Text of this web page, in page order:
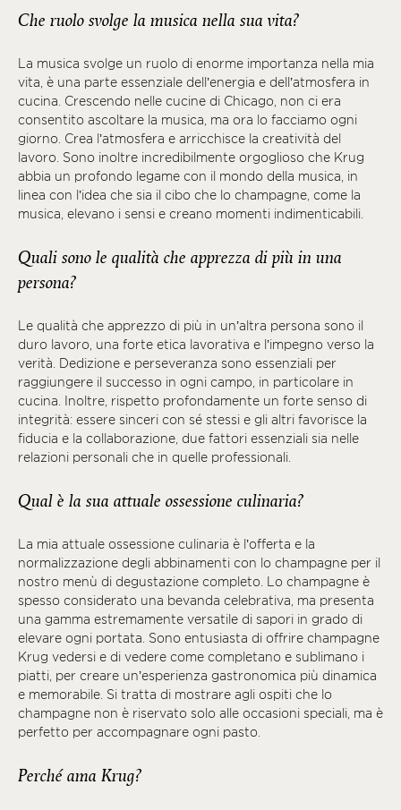
Che ruolo svolge la musica nella sua vita?
La musica svolge un ruolo di enorme importanza nella mia
vita, è una parte essenziale dell’energia e dell’atmosfera in
cucina. Crescendo nelle cucine di Chicago, non ci era
consentito ascoltare la musica, ma ora lo facciamo ogni
giorno. Crea l’atmosfera e arricchisce la creatività del
lavoro. Sono inoltre incredibilmente orgoglioso che Krug
abbia un profondo legame con il mondo della musica, in
linea con l’idea che sia il cibo che lo champagne, come la
musica, elevano i sensi e creano momenti indimenticabili.
Quali sono le qualità che apprezza di più in una
persona?
Le qualità che apprezzo di più in un’altra persona sono il
duro lavoro, una forte etica lavorativa e l’impegno verso la
verità. Dedizione e perseveranza sono essenziali per
raggiungere il successo in ogni campo, in particolare in
cucina. Inoltre, rispetto profondamente un forte senso di
integrità: essere sinceri con sé stessi e gli altri favorisce la
fiducia e la collaborazione, due fattori essenziali sia nelle
relazioni personali che in quelle professionali.
Qual è la sua attuale ossessione culinaria?
La mia attuale ossessione culinaria è l’offerta e la
normalizzazione degli abbinamenti con lo champagne per il
nostro menù di degustazione completo. Lo champagne è
spesso considerato una bevanda celebrativa, ma presenta
una gamma estremamente versatile di sapori in grado di
elevare ogni portata. Sono entusiasta di offrire champagne
Krug vedersi e di vedere come completano e sublimano i
piatti, per creare un’esperienza gastronomica più dinamica
e memorabile. Si tratta di mostrare agli ospiti che lo
champagne non è riservato solo alle occasioni speciali, ma è
perfetto per accompagnare ogni pasto.
Perché ama Krug?